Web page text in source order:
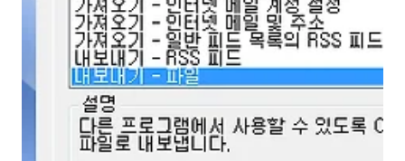
에 접속한것으로 연결되며, 바꾸려면 다시 알림에 들어가서 바꾸면 됨) 모토로
라 휴대전화 도구로 접속을 하면 http://192.168.16.2:8080/login/in..